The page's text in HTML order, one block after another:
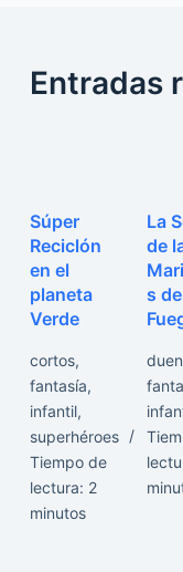
Entradas
Súper
Reciclón
en el
planeta
Verde
cortos,
fantasía,
infantil,
superhéroes
Tiempo de
lectura: 2
minutos
La
de
s de